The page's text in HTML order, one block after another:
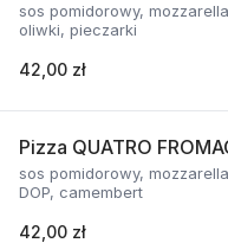
sos pomidorowy,
oliwki, pieczarki
42,00 zł
Pizza QUATRO
sos pomidorowy,
DOP, camembert
42,00 zł